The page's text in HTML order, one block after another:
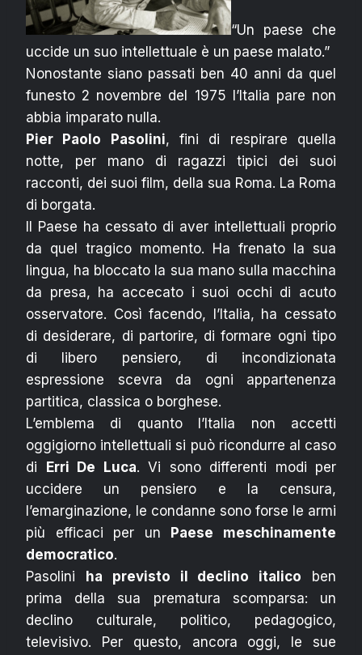
“Un paese che
uccide un suo intellettuale è un paese malato.”
Nonostante siano passati ben 40 anni da quel
funesto 2 novembre del 1975 l’Italia pare non
abbia imparato nulla.
Pier Paolo Pasolini, fini di respirare quella
notte, per mano di ragazzi tipici dei suoi
racconti, dei suoi film, della sua Roma. La Roma
di borgata.
Il Paese ha cessato di aver intellettuali proprio
da quel tragico momento. Ha frenato la sua
lingua, ha bloccato la sua mano sulla macchina
da presa, ha accecato i suoi occhi di acuto
osservatore. Così facendo, l’Italia, ha cessato
di desiderare, di partorire, di formare ogni tipo
di libero pensiero, di incondizionata
espressione scevra da ogni appartenenza
partitica, classica o borghese.
L’emblema di quanto l’Italia non accetti
oggigiorno intellettuali si può ricondurre al caso
di
Erri De Luca. Vi sono differenti modi per
uccidere un pensiero e la censura,
l’emarginazione, le condanne sono forse le armi
più efficaci per un
Paese meschinamente
democratico.
Pasolini
ha previsto il declino italico ben
prima della sua prematura scomparsa: un
declino culturale, politico, pedagogico,
televisivo. Per questo, ancora oggi, le sue